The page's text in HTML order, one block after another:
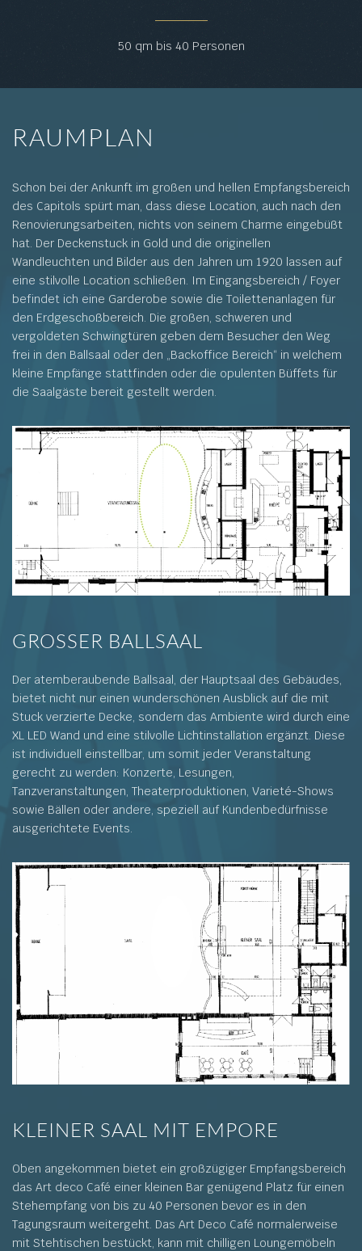
50 qm bis 40 Personen
RAUMPLAN
Schon bei der Ankunft im großen und hellen Empfangsbereich
des Capitols spürt man, dass diese Location, auch nach den
Renovierungsarbeiten, nichts von seinem Charme eingebüßt
hat. Der Deckenstuck in Gold und die originellen
Wandleuchten und Bilder aus den Jahren um 1920 lassen auf
eine stilvolle Location schließen. Im Eingangsbereich / Foyer
befindet ich eine Garderobe sowie die Toilettenanlagen für
den Erdgeschoßbereich. Die großen, schweren und
vergoldeten Schwingtüren geben dem Besucher den Weg
frei in den Ballsaal oder den „Backoffice Bereich“ in welchem
kleine Empfänge stattfinden oder die opulenten Büffets für
die Saalgäste bereit gestellt werden.
GROSSER BALLSAAL
Der atemberaubende Ballsaal, der Hauptsaal des Gebäudes,
bietet nicht nur einen wunderschönen Ausblick auf die mit
Stuck verzierte Decke, sondern das Ambiente wird durch eine
XL LED Wand und eine stilvolle Lichtinstallation ergänzt. Diese
ist individuell einstellbar, um somit jeder Veranstaltung
gerecht zu werden: Konzerte, Lesungen,
Tanzveranstaltungen, Theaterproduktionen, Varieté-Shows
sowie Bällen oder andere, speziell auf Kundenbedürfnisse
ausgerichtete Events.
KLEINER SAAL MIT EMPORE
Oben angekommen bietet ein großzügiger Empfangsbereich
das Art deco Café einer kleinen Bar genügend Platz für einen
Stehempfang von bis zu 40 Personen bevor es in den
Tagungsraum weitergeht. Das Art Deco Café normalerweise
mit Stehtischen bestückt, kann mit chilligen Loungemöbeln